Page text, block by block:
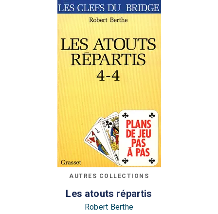
AUTRES COLLECTIONS
Les atouts répartis
Robert Berthe